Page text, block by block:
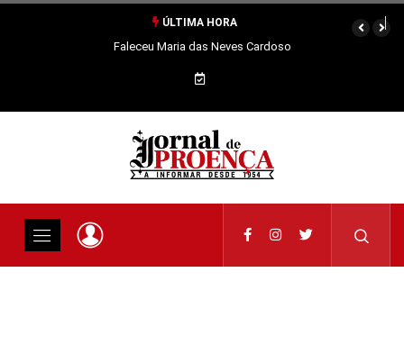
ÚLTIMA HORA
Faleceu Maria das Neves Cardoso